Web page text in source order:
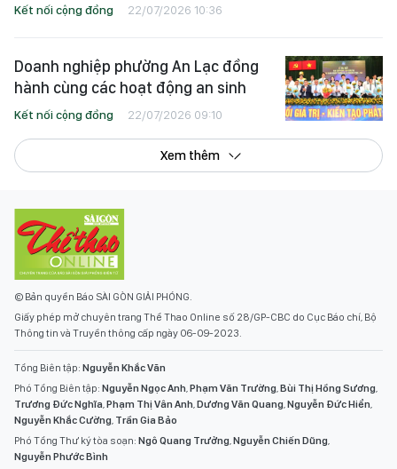
Kết nối cộng đồng 22/07/2026 10:36
Doanh nghiệp phường An Lạc đồng
hành cùng các hoạt động an sinh
Kết nối cộng đồng 22/07/2026 09:10
Xem thêm
© Bản quyền Báo SÀI GÒN GIẢI PHÓNG.
Giấy phép mở chuyên trang Thể Thao Online số 28/GP-CBC do Cục Báo chí, Bộ
Thông tin và Truyền thông cấp ngày 06-09-2023.
Tổng Biên tập: Nguyễn Khắc Văn
Phó Tổng Biên tập: Nguyễn Ngọc Anh Phạm Văn Trường Bùi Thị Hồng Sương
Trương Đức Nghĩa Phạm Thị Vân Anh Dương Văn Quang Nguyễn Đức Hiển
Nguyễn Khắc Cường Trần Gia Bảo
Phó Tổng Thư ký tòa soạn: Ngô Quang Trưởng Nguyễn Chiến Dũng
Nguyễn Phước Bình